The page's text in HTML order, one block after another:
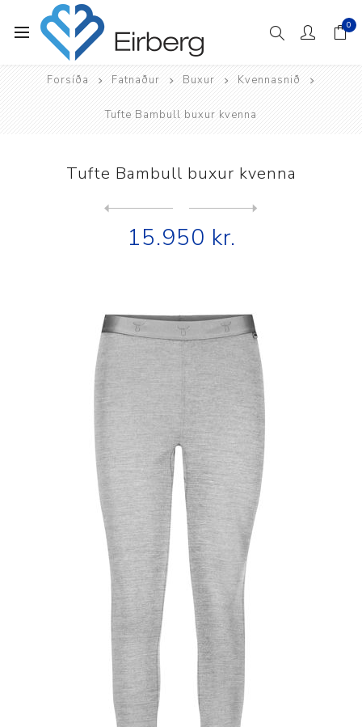
0
Forsíða Fatnaður Buxur Kvennasnið
Tufte Bambull buxur kvenna
Tufte Bambull buxur kvenna
15.950 kr.